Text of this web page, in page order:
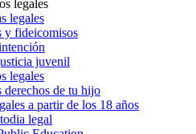
legales
legales
y fideicomisos
juvenil
legales
derechos de tu hijo
a partir de los 18 años
legal